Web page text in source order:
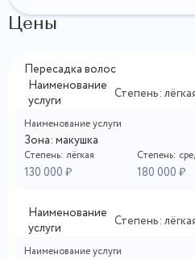
Цены
Пересадка волос
Наименование
услуги
Степень:
Наименование услуги
Зона: макушка
Степень: лёгкая
130 000 ₽
Степень:
180 000 ₽
Наименование
услуги
Степень:
Наименование услуги